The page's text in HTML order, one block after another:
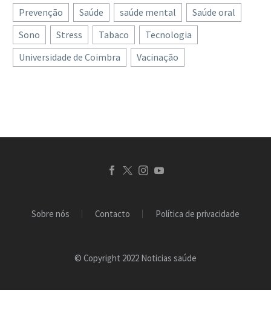
Fundação Rui Osório de
Castro (FROC)
disponibiliza 100 mil
euros para garantir…
papiloma humano, é um
vírus muitas vezes
associado ao cancro do
colo do útero, ainda…
Prevenção
Saúde saúde mental
Saúde oral
Sono
Stress Tabaco
Tecnologia
Universidade de Coimbra
Vacinação
Sobre nós Contacto Política de privacidade
© Copyright 2022 Noticias saúde